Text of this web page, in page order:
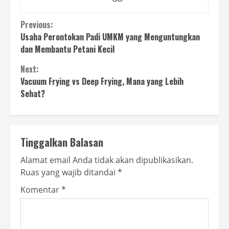
Continue
Reading
Previous:
Usaha Perontokan Padi UMKM yang Menguntungkan
dan Membantu Petani Kecil
Next:
Vacuum Frying vs Deep Frying, Mana yang Lebih
Sehat?
Tinggalkan Balasan
Alamat email Anda tidak akan dipublikasikan.
Ruas yang wajib ditandai *
Komentar*